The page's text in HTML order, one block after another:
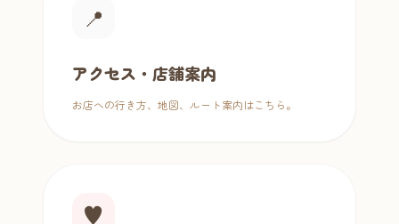
📍
アクセス・店舗案内
お店への行き方、地図、ルート案内はこちら。
♥